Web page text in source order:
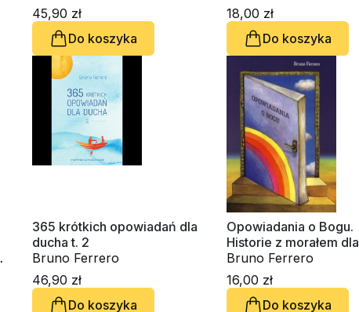
45,90 zł
Do koszyka
18,00 zł
Do koszyka
365 krótkich opowiadań dla
ducha t. 2
Bruno Ferrero
46,90 zł
Do koszyka
Opowiadania o Bogu.
Historie z morałem dla
rodziców, nauczycieli i
katechetów
Bruno Ferrero
16,00 zł
Do koszyka